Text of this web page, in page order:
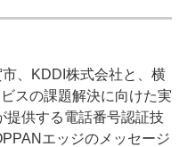
信用情報
、KDDI株式会社と、横
スの課題解決に向けた実
提供する電話番号認証技
エッジのメッセージ